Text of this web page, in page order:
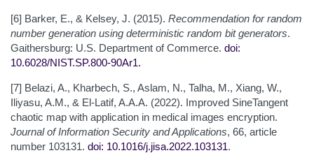
[6] Barker, E., & Kelsey, J. (2015). Recommendation for random
number generation using deterministic random bit generators.
Gaithersburg: U.S. Department of Commerce. doi:
10.6028/NIST.SP.800-90Ar1.
[7] Belazi, A., Kharbech, S., Aslam, N., Talha, M., Xiang, W.,
Iliyasu, A.M., & El-Latif, A.A.A. (2022). Improved SineTangent
chaotic map with application in medical images encryption.
Journal of Information Security and Applications, 66, article
number 103131. doi: 10.1016/j.jisa.2022.103131.